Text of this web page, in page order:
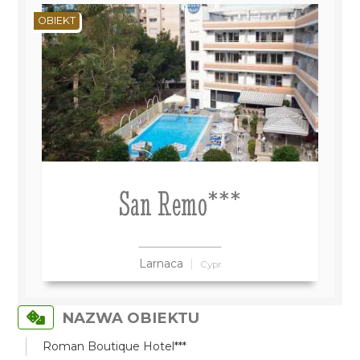
San Remo***
Larnaca Cypr
OBIEKT
NAZWA OBIEKTU
Roman Boutique Hotel***